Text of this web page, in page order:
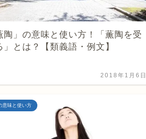
陶」の意味と使い方！「薫陶を受
」とは？【類義語・例文】
2018年1月6日
意味と使い方